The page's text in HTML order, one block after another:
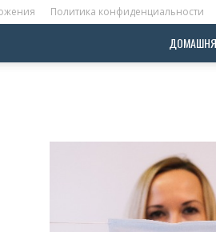
Политика конфиденциальности